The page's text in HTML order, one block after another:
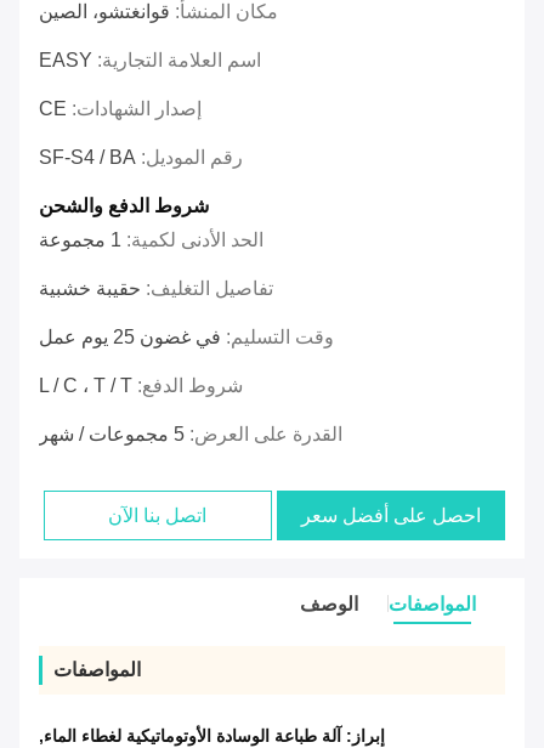
مكان المنشأ: قوانغتشو، الصين
اسم العلامة التجارية: EASY
إصدار الشهادات: CE
رقم الموديل: SF-S4 / BA
شروط الدفع والشحن
الحد الأدنى لكمية: 1 مجموعة
تفاصيل التغليف: حقيبة خشبية
وقت التسليم: في غضون 25 يوم عمل
شروط الدفع: L / C ، T / T
القدرة على العرض: 5 مجموعات / شهر
احصل على أفضل سعر اتصل بنا الآن
المواصفات الوصف
المواصفات
إبراز: آلة طباعة الوسادة الأوتوماتيكية لغطاء الماء,